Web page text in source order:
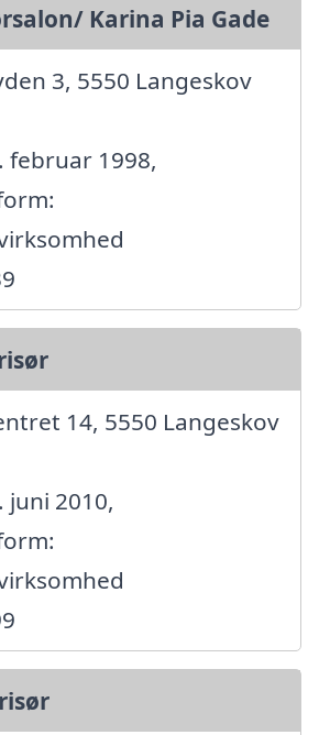
Karina Pia Gade
3, 5550 Langeskov
februar 1998,
14, 5550 Langeskov
juni 2010,